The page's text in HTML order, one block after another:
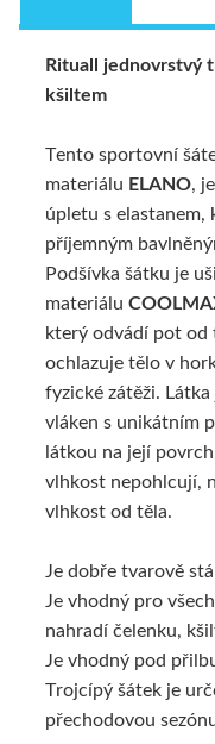
Rituall jednovrstvý
kšiltem
Tento sportovní
materiálu ELANO ,
úpletu s elastanem,
příjemným
Podšívka šátku je
materiálu
který odvádí pot od
ochlazuje tělo v
fyzické zátěži.
vláken s unikátním
látkou na její
vlhkost nepohlcují,
vlhkost od těla.
Je dobře tvarově
Je vhodný pro
nahradí čelenku,
Je vhodný pod
Trojcípý šátek je
přechodovou